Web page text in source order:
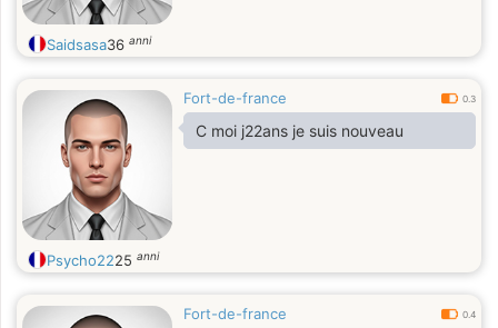
Saidsasa36 anni
Fort-de-france 0.3
C moi j22ans je suis nouveau
Psycho2225 anni
Fort-de-france 0.4